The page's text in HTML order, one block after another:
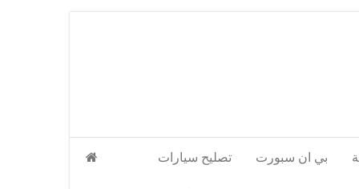
تصليح سيارات بي ان سبورت